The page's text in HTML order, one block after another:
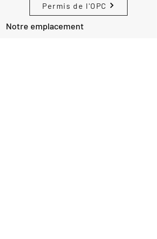
Permis de l'OPC
Notre emplacement